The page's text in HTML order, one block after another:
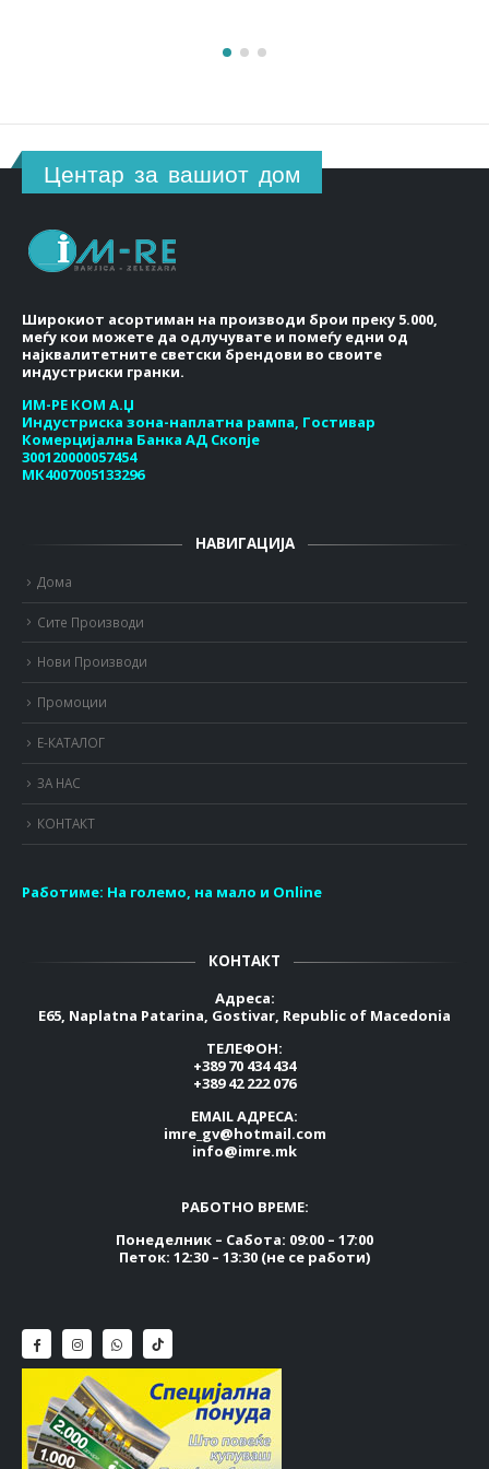
Центар за вашиот дом
Широкиот асортиман на производи брои преку 5.000,
меѓу кои можете да одлучувате и помеѓу едни од
најквалитетните светски брендови во своите
индустриски гранки.
ИМ-РЕ КОМ А.Џ
Индустриска зона-наплатна рампа, Гостивар
Комерцијална Банка АД Скопје
300120000057454
МК4007005133296
НАВИГАЦИЈА
Дома
Сите Производи
Нови Производи
Промоции
Е-КАТАЛОГ
ЗА НАС
КОНТАКТ
Работиме: На големо, на мало и Online
КОНТАКТ
Адреса:
E65, Naplatna Patarina, Gostivar, Republic of Macedonia
ТЕЛЕФОН:
+389 70 434 434
+389 42 222 076
EMAIL АДРЕСА:
imre_gv@hotmail.com
info@imre.mk
РАБОТНО ВРЕМЕ:
Понеделник – Сабота: 09:00 – 17:00
Петок: 12:30 – 13:30 (не се работи)